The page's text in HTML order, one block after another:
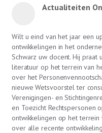
Actualiteiten
Wilt u eind van het jaar een
ontwikkelingen in het
Schwarz uw docent. Hij
literatuur op het terrein van
over het
nieuwe Wetsvoorstel ter
Verenigingen- en
en Toezicht Rechtspersonen
ontwikkelingen op het terrein
over alle recente